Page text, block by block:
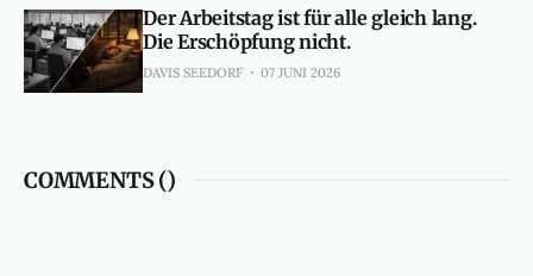
Der Arbeitstag ist für alle gleich lang.
Die Erschöpfung nicht.
DAVIS SEEDORF 07 JUNI 2026
COMMENTS ()